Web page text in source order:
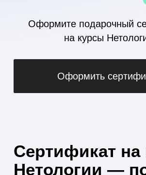
Сертификат на курсы
Нетологии — подарок,
который точно оценят
максимальную прибыль —
Бенджамин Франклин был прав